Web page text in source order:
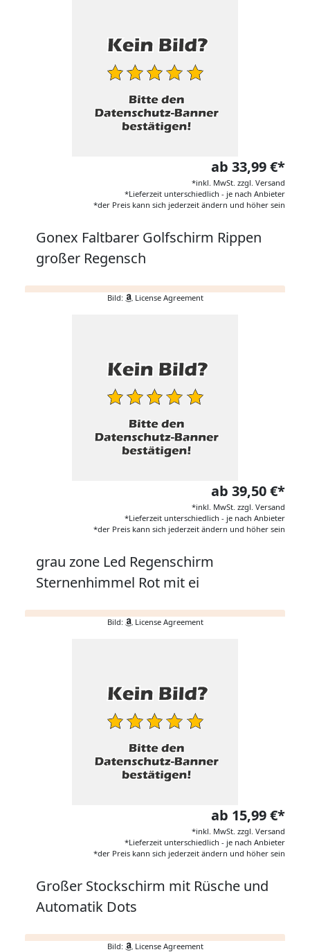
ab 33,99 €*
*inkl. MwSt. zzgl. Versand
*Lieferzeit unterschiedlich - je nach Anbieter
*der Preis kann sich jederzeit ändern und höher sein
Gonex Faltbarer Golfschirm Rippen
großer Regensch
Bild: License Agreement
ab 39,50 €*
*inkl. MwSt. zzgl. Versand
*Lieferzeit unterschiedlich - je nach Anbieter
*der Preis kann sich jederzeit ändern und höher sein
grau zone Led Regenschirm
Sternenhimmel Rot mit ei
Bild: License Agreement
ab 15,99 €*
*inkl. MwSt. zzgl. Versand
*Lieferzeit unterschiedlich - je nach Anbieter
*der Preis kann sich jederzeit ändern und höher sein
Großer Stockschirm mit Rüsche und
Automatik Dots
Bild: License Agreement